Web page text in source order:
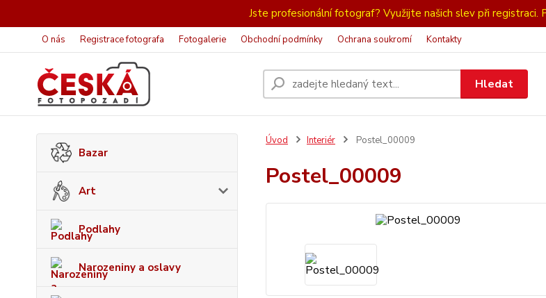
Jste profesionální fotograf? Využijte našich slev při registraci.
O nás Registrace fotografa Fotogalerie Obchodní podmínky Ochrana soukromí Kontakty
Hledat
Bazar
Art
Podlahy
Narozeniny a oslavy
Úvod Interiér Postel_00009
Postel_00009